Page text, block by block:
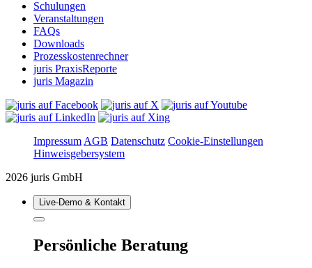
Schulungen
Veranstaltungen
FAQs
Downloads
Prozesskostenrechner
juris PraxisReporte
juris Magazin
Impressum AGB Datenschutz Cookie-Einstellungen
Hinweisgebersystem
2026 juris GmbH
Live‑Demo & Kontakt
Persönliche Beratung